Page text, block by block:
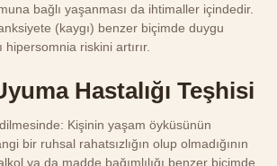
bağlı yaşanması da ihtimaller içindedir.
(kaygı) benzer biçimde duygu
riskini artırır.
Hastalığı Teşhisi
Kişinin yaşam öyküsünün
bir ruhsal rahatsızlığın olup olmadığının
ya da madde bağımlılığı benzer biçimde